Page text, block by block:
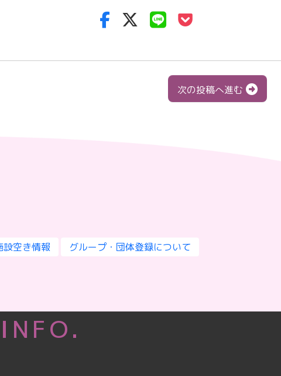
次の投稿へ進む
設空き情報
グループ・団体登録について